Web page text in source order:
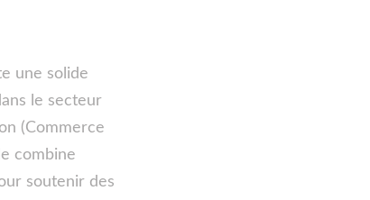
une solide
le secteur
(Commerce
combine
soutenir des